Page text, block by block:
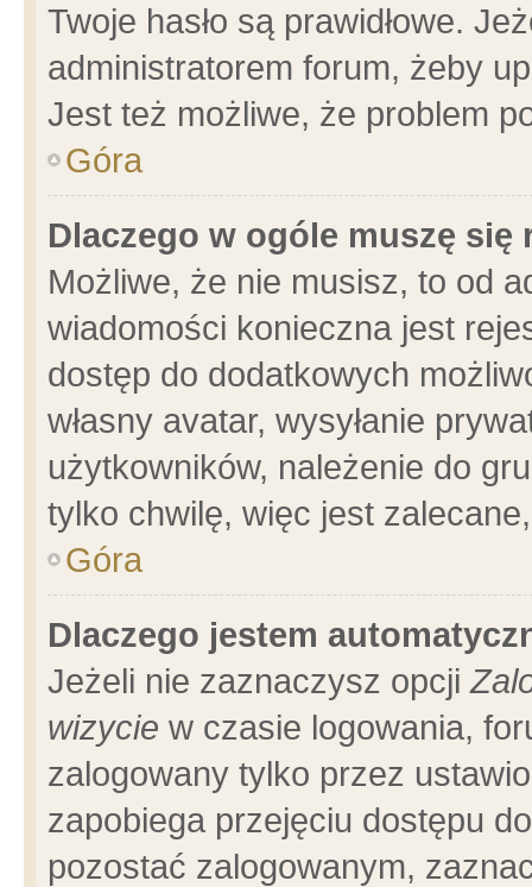
Twoje hasło są prawidłowe.
administratorem forum, żeby
Jest też możliwe, że problem
Góra
Dlaczego w ogóle muszę się
Możliwe, że nie musisz, to od
wiadomości konieczna jest
dostęp do dodatkowych
własny avatar, wysyłanie
użytkowników, należenie do
tylko chwilę, więc jest
Góra
Dlaczego jestem
Jeżeli nie zaznaczysz opcji
wizycie w czasie logowania,
zalogowany tylko przez
zapobiega przejęciu dostępu
pozostać zalogowanym,